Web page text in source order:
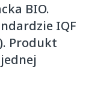
BIO.
IQF
Produkt